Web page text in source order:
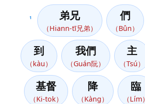
1 弟兄
（Hiann-tī兄弟）
們
（Bûn）
到
（kàu）
我們
（Guán阮）
主
（Tsú）
基督
（Ki-tok）
降
（Kàng）
臨
（Lím）